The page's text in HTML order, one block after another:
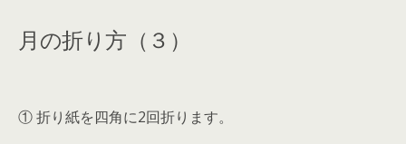
月の折り方（３）
① 折り紙を四角に2回折ります。